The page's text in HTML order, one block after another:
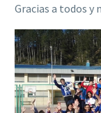
Gracias a todos y